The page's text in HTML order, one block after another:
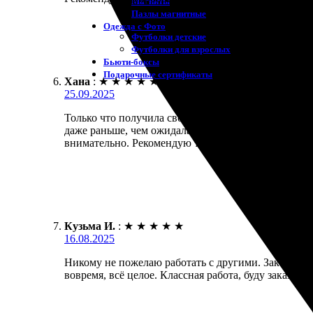
Пазлы магнитные
Одежда с Фото
Футболки детские
Футболки для взрослых
Бьюти-боксы
Подарочные сертификаты
Хана : ★ ★ ★ ★ ★
25.09.2025
Только что получила свою фотокнигу, в
даже раньше, чем ожидала. Качество печати на
внимательно. Рекомендую тем, кто хочет
Кузьма И. : ★ ★ ★ ★ ★
16.08.2025
Никому не пожелаю работать с другими. Заказал
вовремя, всё целое. Классная работа, буду